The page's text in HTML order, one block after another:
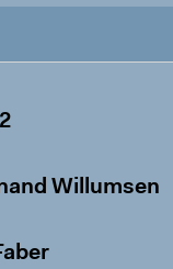
Willumsen